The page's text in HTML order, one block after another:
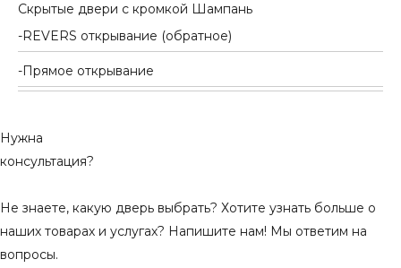
Скрытые двери с кромкой Шампань
REVERS открывание (обратное)
Прямое открывание
Нужна
консультация?
Не знаете, какую дверь выбрать? Хотите узнать больше о
наших товарах и услугах? Напишите нам! Мы ответим на
вопросы.